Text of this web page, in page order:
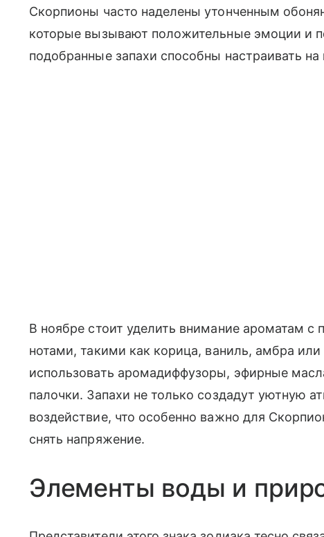
Скорпионы часто наделены утонченным
которые вызывают положительные эмоции и
подобранные запахи способны настраивать
В ноябре стоит уделить внимание ароматам
нотами, такими как корица, ваниль, амбра
использовать аромадиффузоры, эфирные
палочки. Запахи не только создадут уютную
воздействие, что особенно важно для
снять напряжение.
Элементы воды и